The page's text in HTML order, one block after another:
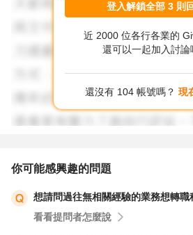
登入解鎖全部 3 則
近 2000 位各行各業的
還可以一起加入討論
還沒有 104 帳號嗎？ 現
你可能感興趣的問題
想請問過往無相關經驗的業務想轉職
看看提問者怎麼說